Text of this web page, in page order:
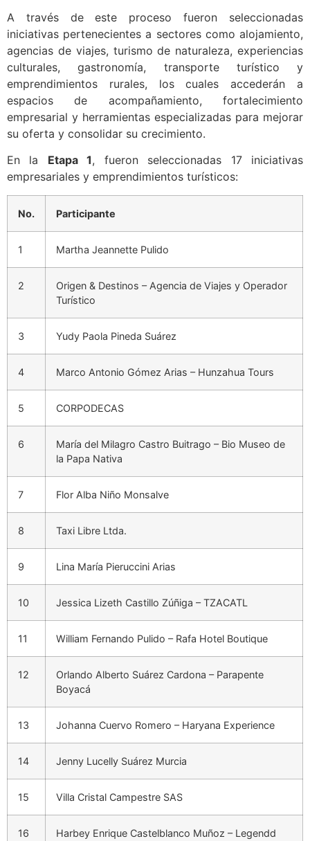
A través de este proceso fueron seleccionadas
iniciativas pertenecientes a sectores como alojamiento,
agencias de viajes, turismo de naturaleza, experiencias
culturales, gastronomía, transporte turístico y
emprendimientos rurales, los cuales accederán a
espacios de acompañamiento, fortalecimiento
empresarial y herramientas especializadas para mejorar
su oferta y consolidar su crecimiento.
En la Etapa 1, fueron seleccionadas 17 iniciativas
empresariales y emprendimientos turísticos:
No. Participante
1 Martha Jeannette Pulido
2
Origen & Destinos – Agencia de Viajes y Operador
Turístico
3 Yudy Paola Pineda Suárez
4 Marco Antonio Gómez Arias – Hunzahua Tours
5 CORPODECAS
6
María del Milagro Castro Buitrago – Bio Museo de
la Papa Nativa
7 Flor Alba Niño Monsalve
8 Taxi Libre Ltda.
9 Lina María Pieruccini Arias
10 Jessica Lizeth Castillo Zúñiga – TZACATL
11 William Fernando Pulido – Rafa Hotel Boutique
12
Orlando Alberto Suárez Cardona – Parapente
Boyacá
13 Johanna Cuervo Romero – Haryana Experience
14 Jenny Lucelly Suárez Murcia
15 Villa Cristal Campestre SAS
16 Harbey Enrique Castelblanco Muñoz – Legendd